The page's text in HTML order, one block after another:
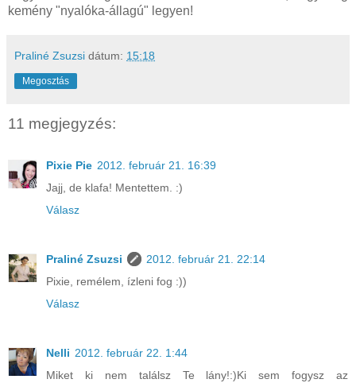
kemény "nyalóka-állagú" legyen!
Praliné Zsuzsi dátum: 15:18
Megosztás
11 megjegyzés:
Pixie Pie 2012. február 21. 16:39
Jajj, de klafa! Mentettem. :)
Válasz
Praliné Zsuzsi
2012. február 21. 22:14
Pixie, remélem, ízleni fog :))
Válasz
Nelli 2012. február 22. 1:44
Miket ki nem találsz Te lány!:)Ki sem fogysz az